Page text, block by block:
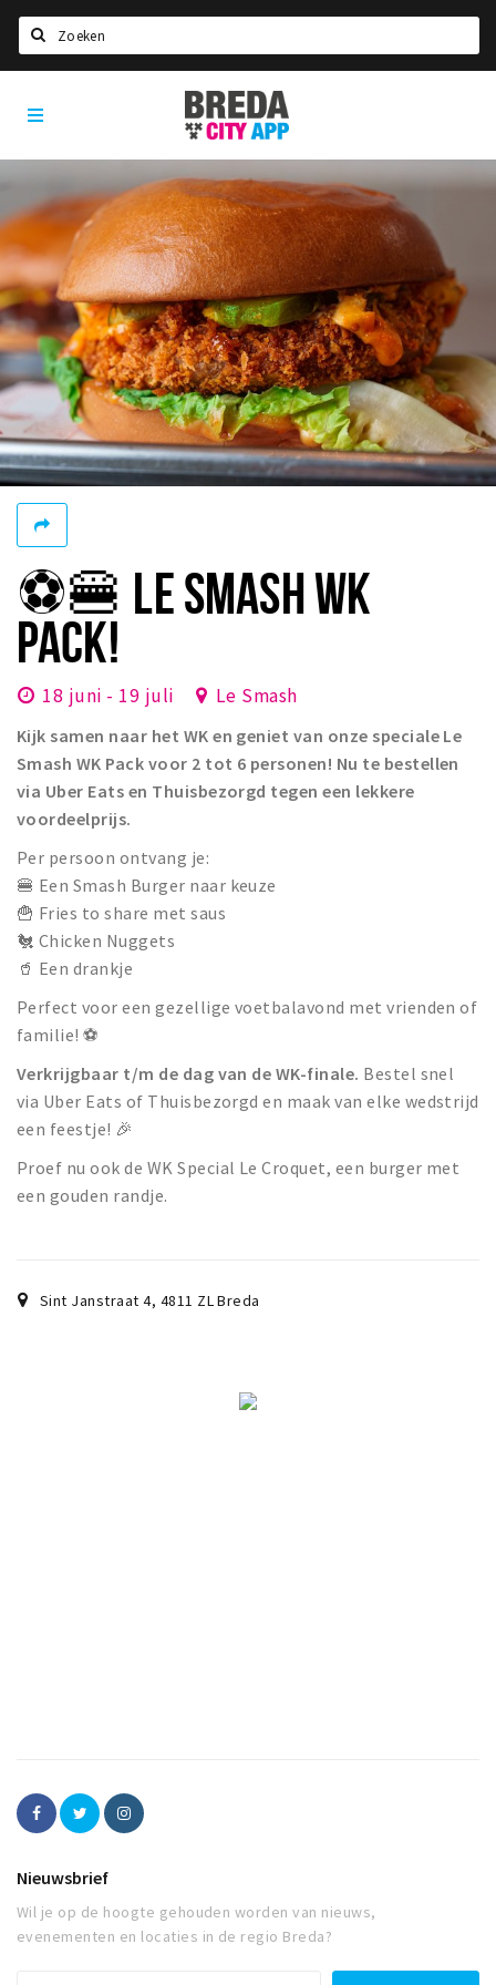
Home
Agenda
Deals
Party pics
Nieuws, interviews & blogs
Eten
Drinken
Slapen
Recreatief
Winkels
Winkelgebieden
Bezienswaardigheden
Musea, theaters & podia
Uitjes & activiteiten
Toeristische routes
Natuurgebieden
Baroniepoorten
Sport
Privacy
Inloggen
Breda
City
App
⚽🍔 LE SMASH WK
PACK!
18 juni - 19 juli Le Smash
Kijk samen naar het WK en geniet van onze speciale Le
Smash WK Pack voor 2 tot 6 personen! Nu te bestellen
via Uber Eats en Thuisbezorgd tegen een lekkere
voordeelprijs.
Per persoon ontvang je:
🍔 Een Smash Burger naar keuze
🍟 Fries to share met saus
🐔 Chicken Nuggets
🥤 Een drankje
Perfect voor een gezellige voetbalavond met vrienden of
familie! ⚽
Verkrijgbaar t/m de dag van de WK-finale. Bestel snel
via Uber Eats of Thuisbezorgd en maak van elke wedstrijd
een feestje! 🎉
Proef nu ook de WK Special Le Croquet, een burger met
een gouden randje.
Sint Janstraat 4, 4811 ZLBreda
Nieuwsbrief
Wil je op de hoogte gehouden worden van nieuws,
evenementen en locaties in de regio Breda?